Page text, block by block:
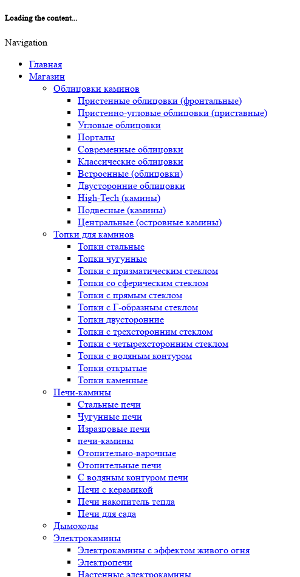
Loading the content...
Navigation
Главная
Магазин
Облицовки каминов
Пристенные облицовки (фронтальные)
Пристенно-угловые облицовки (приставные)
Угловые облицовки
Порталы
Современные облицовки
Классические облицовки
Встроенные (облицовки)
Двусторонние облицовки
High-Tech (камины)
Подвесные (камины)
Центральные (островные камины)
Топки для каминов
Топки стальные
Топки чугунные
Топки с призматическим стеклом
Топки со сферическим стеклом
Топки с прямым стеклом
Топки с Г-образным стеклом
Топки двусторонние
Топки с трехсторонним стеклом
Топки с четырехсторонним стеклом
Топки с водяным контуром
Топки открытые
Топки каменные
Печи-камины
Стальные печи
Чугунные печи
Изразцовые печи
печи-камины
Отопительно-варочные
Отопительные печи
С водяным контуром печи
Печи с керамикой
Печи накопитель тепла
Печи для сада
Дымоходы
Электрокамины
Электрокамины с эффектом живого огня
Электропечи
Настенные электрокамины